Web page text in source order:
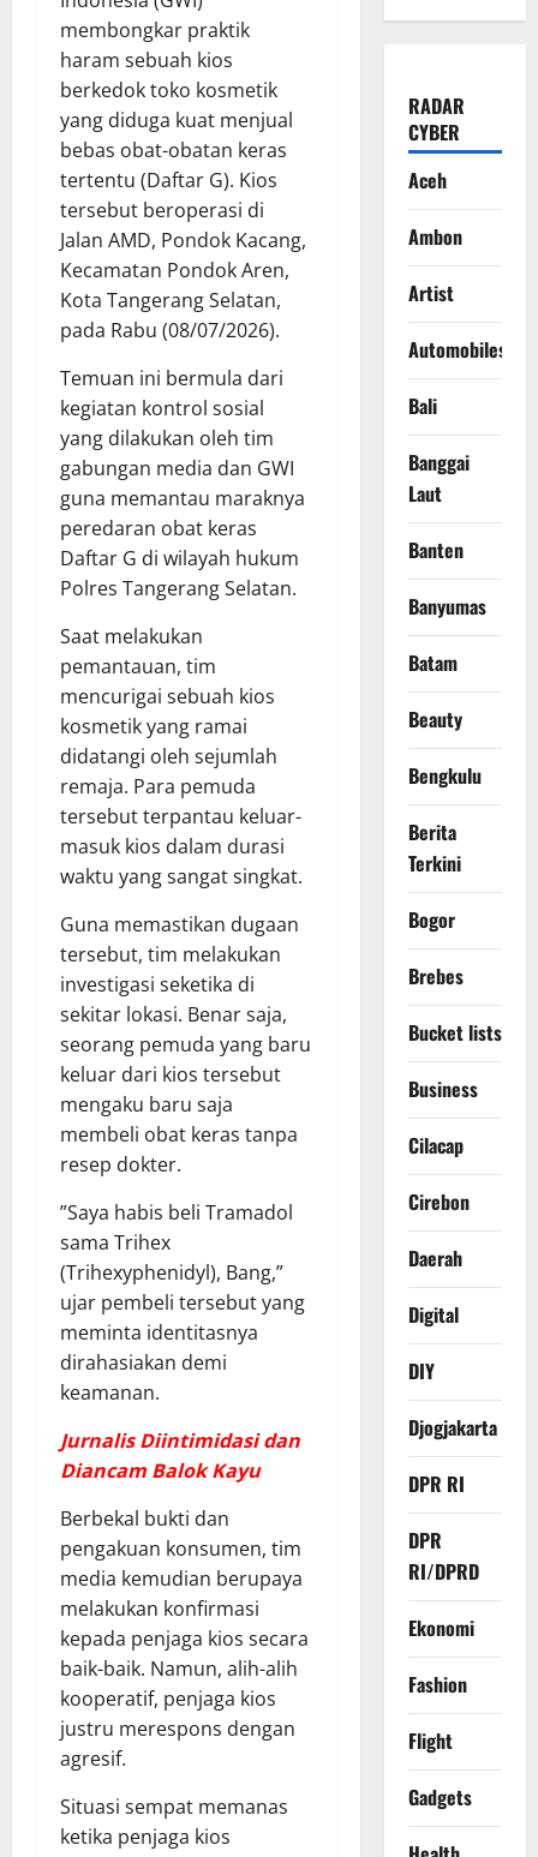
membongkar praktik
haram sebuah kios
berkedok toko kosmetik
yang diduga kuat menjual
bebas obat-obatan keras
tertentu (Daftar G). Kios
tersebut beroperasi di
Jalan AMD, Pondok Kacang,
Kecamatan Pondok Aren,
Kota Tangerang Selatan,
pada Rabu (08/07/2026).
​Temuan ini bermula dari
kegiatan kontrol sosial
yang dilakukan oleh tim
gabungan media dan GWI
guna memantau maraknya
peredaran obat keras
Daftar G di wilayah hukum
Polres Tangerang Selatan.
​Saat melakukan
pemantauan, tim
mencurigai sebuah kios
kosmetik yang ramai
didatangi oleh sejumlah
remaja. Para pemuda
tersebut terpantau keluar-
masuk kios dalam durasi
waktu yang sangat singkat.
​Guna memastikan dugaan
tersebut, tim melakukan
investigasi seketika di
sekitar lokasi. Benar saja,
seorang pemuda yang baru
keluar dari kios tersebut
mengaku baru saja
membeli obat keras tanpa
resep dokter.
​”Saya habis beli Tramadol
sama Trihex
(Trihexyphenidyl), Bang,”
ujar pembeli tersebut yang
meminta identitasnya
dirahasiakan demi
keamanan.
Jurnalis Diintimidasi dan
Diancam Balok Kayu
​Berbekal bukti dan
pengakuan konsumen, tim
media kemudian berupaya
melakukan konfirmasi
kepada penjaga kios secara
baik-baik. Namun, alih-alih
kooperatif, penjaga kios
justru merespons dengan
agresif.
​Situasi sempat memanas
ketika penjaga kios
RADAR
CYBER
Aceh
Ambon
Artist
Automobiles
Bali
Banggai
Laut
Banten
Banyumas
Batam
Beauty
Bengkulu
Berita
Terkini
Bogor
Brebes
Bucket lists
Business
Cilacap
Cirebon
Daerah
Digital
DIY
Djogjakarta
DPR RI
DPR
RI/DPRD
Ekonomi
Fashion
Flight
Gadgets